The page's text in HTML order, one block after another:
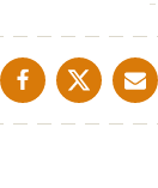
DELEN OP FACEBOOK
DELEN OP X